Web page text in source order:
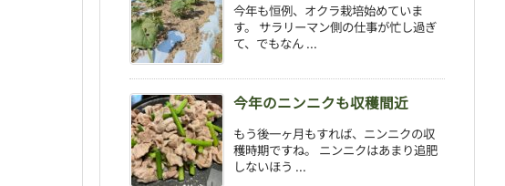
今年も恒例、オクラ栽培始めていま
す。 サラリーマン側の仕事が忙し過ぎ
て、でもなん ...
今年のニンニクも収穫間近
もう後一ヶ月もすれば、ニンニクの収
穫時期ですね。 ニンニクはあまり追肥
しないほう ...